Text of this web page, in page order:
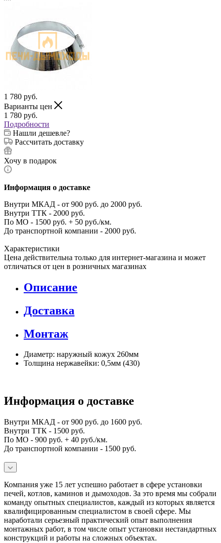
1 780 руб.
Варианты цен
1 780 руб.
Подробности
Нашли дешевле?
Рассчитать доставку
Хочу в подарок
Информация о доставке
Внутри МКАД - от 900 руб. до 2000 руб.
Внутри ТТК - 2000 руб.
По МО - 1500 руб. + 50 руб./км.
До транспортной компании - 2000 руб.
Характеристики
Цена действительна только для интернет-магазина и может
отличаться от цен в розничных магазинах
Описание
Доставка
Монтаж
Диаметр: наружный кожух 260мм
Толщина нержавейки: 0,5мм (430)
Информация о доставке
Внутри МКАД - от 900 руб. до 1600 руб.
Внутри ТТК - 1500 руб.
По МО - 900 руб. + 40 руб./км.
До транспортной компании - 1500 руб.
Компания уже 15 лет успешно работает в сфере установки
печей, котлов, каминов и дымоходов. За это время мы собрали
команду опытных специалистов, каждый из которых является
квалифицированным специалистом в своей сфере. Мы
наработали серьезный практический опыт выполнения
монтажных работ, в том числе опыт установки нестандартных
конструкций и работы на сложных объектах.